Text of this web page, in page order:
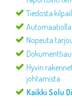
Tiedosta
Automaatiolla
Nopeuta
Hyvin
johtamista
Kaikki Solu